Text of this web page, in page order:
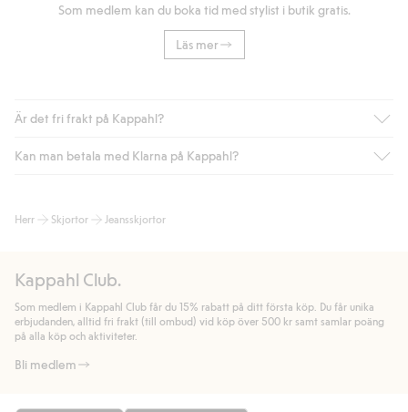
Som medlem kan du boka tid med stylist i butik gratis.
Läs mer
Är det fri frakt på Kappahl?
Är du medlem i Kappahl Club har du alltid gratis frakt till butik
automatik efter du loggat in och identifierats som medlem.
handlar för.
Läs mer
Kan man betala med Klarna på Kappahl?
bland annat faktura och swish men även andra betalningssätt.
allmänna villkor.
Läs mer
Herr Skjortor Jeansskjortor
Kappahl Club.
Som medlem i Kappahl Club får du 15% rabatt på ditt första köp. Du får unika
erbjudanden, alltid fri frakt (till ombud) vid köp över 500 kr samt samlar poäng
på alla köp och aktiviteter.
Bli medlem